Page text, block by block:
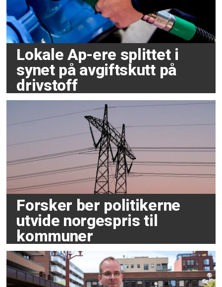
Lokale Ap-ere splittet i
synet på avgiftskutt på
drivstoff
Forsker ber politikerne
utvide norgespris til
kommuner